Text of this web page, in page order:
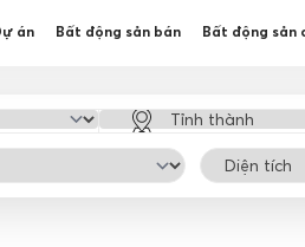
án Bất động sản bán Bất động sản